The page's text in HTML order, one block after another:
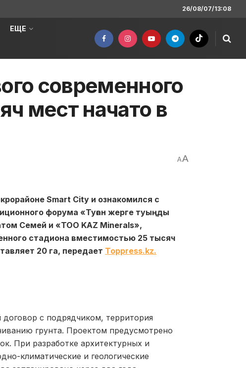
26/08/07/13:08
ЕЩЕ
современного
мест начато в
AA
Smart City и ознакомился с
форума «Туған жерге туыңды
Семей и «ТОО KAZ Minerals»,
стадиона вместимостью 25 тысяч
20 га, передает Toppress.kz.
с подрядчиком, территория
грунта. Проектом предусмотрено
При разработке архитектурных и
климатические и геологические